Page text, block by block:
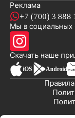
Реклама
+7 (700) 3 888
Мы в социальных
Скачать наше
iOS Android